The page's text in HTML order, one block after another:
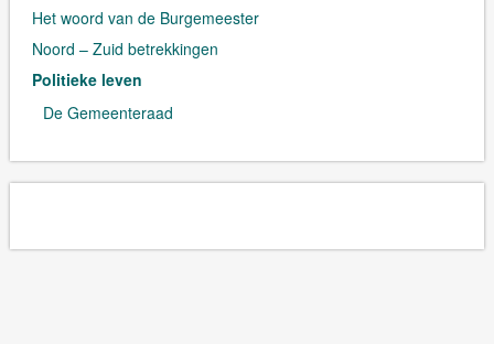
Het woord van de Burgemeester
Noord – Zuid betrekkingen
Politieke leven
De Gemeenteraad